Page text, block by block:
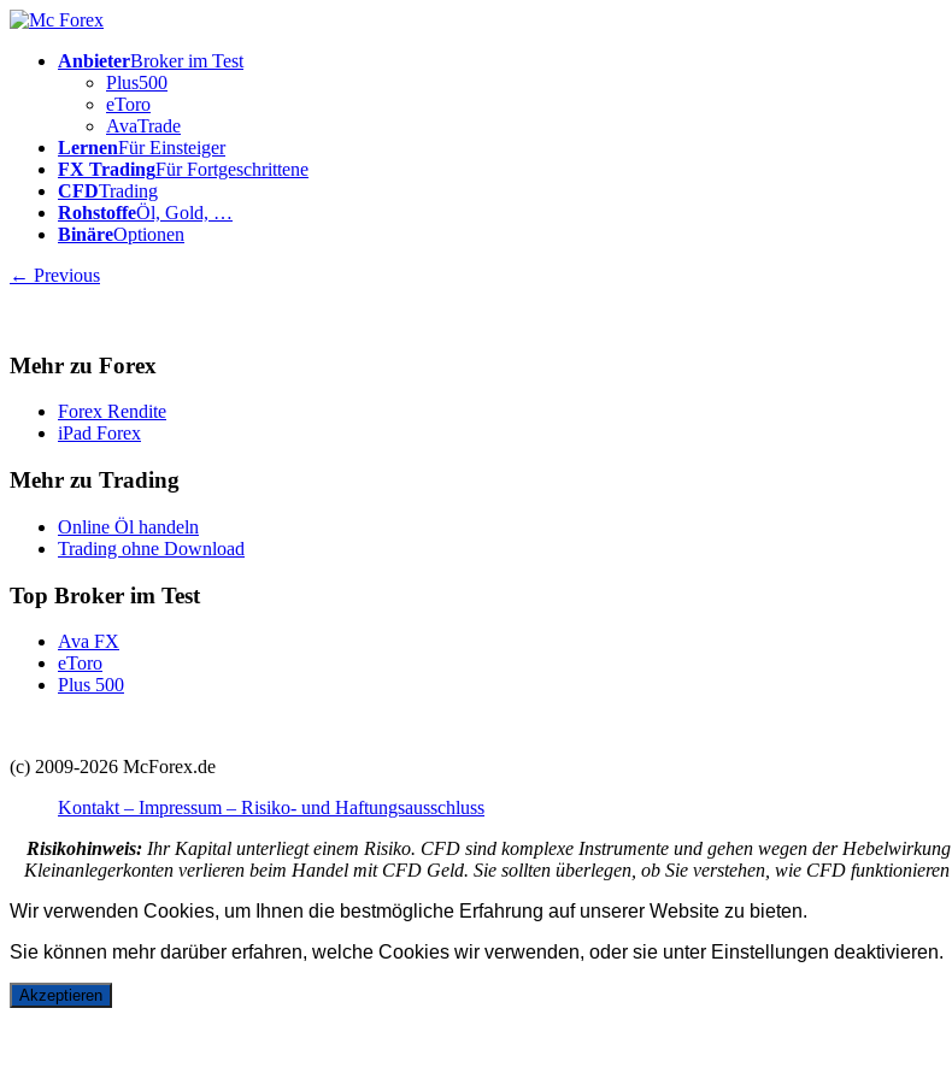
AnbieterBroker im Test
Plus500
eToro
AvaTrade
LernenFür Einsteiger
FX TradingFür Fortgeschrittene
CFDTrading
RohstoffeÖl, Gold, …
BinäreOptionen
← Previous
Mehr zu Forex
Forex Rendite
iPad Forex
Mehr zu Trading
Online Öl handeln
Trading ohne Download
Top Broker im Test
Ava FX
eToro
Plus 500
(c) 2009-2026 McForex.de
Kontakt – Impressum – Risiko- und Haftungsausschluss
Risikohinweis:Ihr Kapital unterliegt einem Risiko. CFD sind komplexe Instrumente und gehen wegen der
Kleinanlegerkonten verlieren beim Handel mit CFD Geld. Sie sollten überlegen, ob Sie verstehen, wie CFD
Wir verwenden Cookies, um Ihnen die bestmögliche Erfahrung auf unserer Website zu bieten.
Sie können mehr darüber erfahren, welche Cookies wir verwenden, oder sie unter Einstellungen deaktivieren.
Akzeptieren